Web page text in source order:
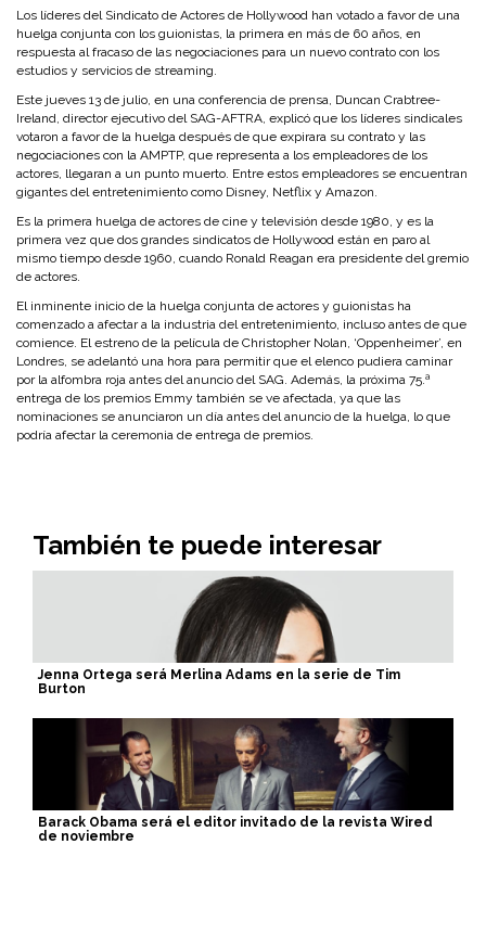
Los líderes del Sindicato de Actores de Hollywood han votado a favor de una
huelga conjunta con los guionistas, la primera en más de 60 años, en
respuesta al fracaso de las negociaciones para un nuevo contrato con los
estudios y servicios de streaming.
Este jueves 13 de julio, en una conferencia de prensa, Duncan Crabtree-
Ireland, director ejecutivo del SAG-AFTRA, explicó que los líderes sindicales
votaron a favor de la huelga después de que expirara su contrato y las
negociaciones con la AMPTP, que representa a los empleadores de los
actores, llegaran a un punto muerto. Entre estos empleadores se encuentran
gigantes del entretenimiento como Disney, Netflix y Amazon.
Es la primera huelga de actores de cine y televisión desde 1980, y es la
primera vez que dos grandes sindicatos de Hollywood están en paro al
mismo tiempo desde 1960, cuando Ronald Reagan era presidente del gremio
de actores.
El inminente inicio de la huelga conjunta de actores y guionistas ha
comenzado a afectar a la industria del entretenimiento, incluso antes de que
comience. El estreno de la película de Christopher Nolan, ‘Oppenheimer’, en
Londres, se adelantó una hora para permitir que el elenco pudiera caminar
por la alfombra roja antes del anuncio del SAG. Además, la próxima 75.ª
entrega de los premios Emmy también se ve afectada, ya que las
nominaciones se anunciaron un día antes del anuncio de la huelga, lo que
podría afectar la ceremonia de entrega de premios.
También te puede interesar
Jenna Ortega será Merlina Adams en la serie de Tim
Burton
Barack Obama será el editor invitado de la revista Wired
de noviembre